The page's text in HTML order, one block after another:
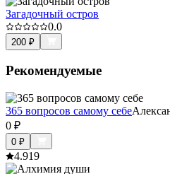
Загадочный остров
0.0
200 ₽
Рекомендуемые
365 вопросов самому себе
0 ₽
0 ₽
4.919